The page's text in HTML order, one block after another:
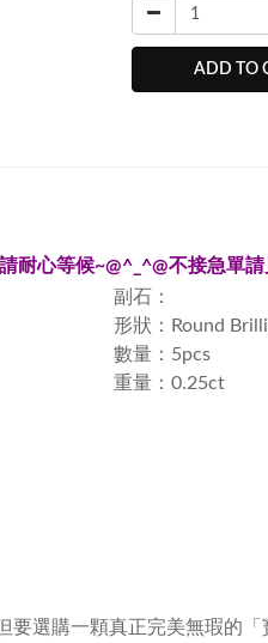
ADD TO
耐心等候~@^_^@不接急單請
副石：
形狀：Round
數量：5pcs
重量：0.25ct
要選購一顆真正完美無瑕的